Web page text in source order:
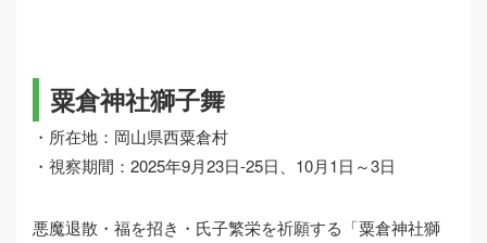
粟倉神社獅子舞
・所在地：岡山県西粟倉村
・視察期間：2025年9月23日-25日、10月1日～3日
悪魔退散・福を招き・氏子繁栄を祈願する「粟倉神社獅